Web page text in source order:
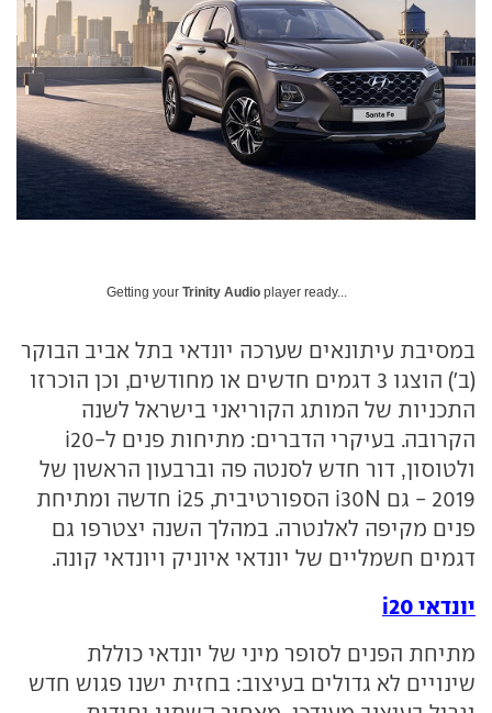
Getting your Trinity Audio player ready...
במסיבת עיתונאים שערכה יונדאי בתל אביב הבוקר
(ב') הוצגו 3 דגמים חדשים או מחודשים, וכן הוכרזו
התכניות של המותג הקוריאני בישראל לשנה
הקרובה. בעיקרי הדברים: מתיחות פנים ל-i20
ולטוסון, דור חדש לסנטה פה וברבעון הראשון של
2019 - גם i30N הספורטיבית, i25 חדשה ומתיחת
פנים מקיפה לאלנטרה. במהלך השנה יצטרפו גם
דגמים חשמליים של יונדאי איוניק ויונדאי קונה.
יונדאי i20
מתיחת הפנים לסופר מיני של יונדאי כוללת
שינויים לא גדולים בעיצוב: בחזית ישנו פגוש חדש